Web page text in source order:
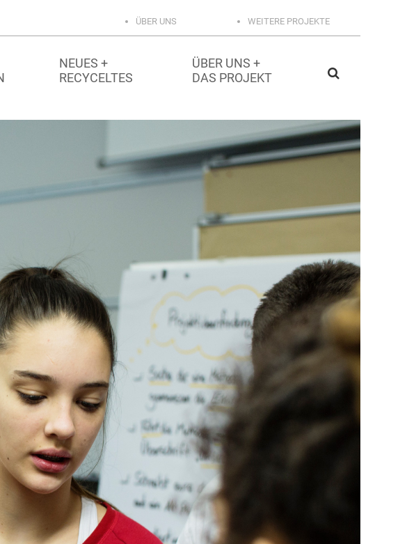
WEITERE PROJEKTE
ÜBER UNS
NEUES +
RECYCELTES
ÜBER UNS +
DAS PROJEKT